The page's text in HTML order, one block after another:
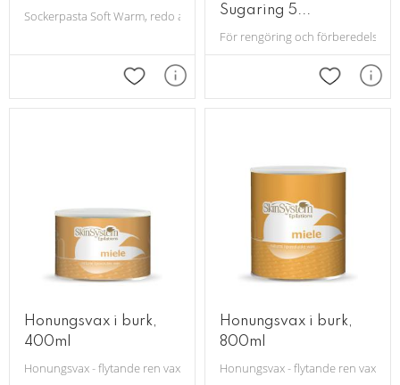
Sockerpasta Soft Warm, redo att användas efter uppvärmning i
Lägg till i favoriter
Sugaring 5...
För rengöring och förberedelse
Lägg till i
Honungsvax i burk,
400ml
Honungsvax - flytande ren vax för alla hudtyper, tar effektivt bort hår
Honungsvax i burk,
800ml
Honungsvax - flytande ren vax